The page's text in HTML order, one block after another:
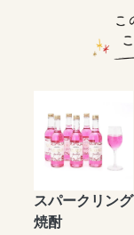
スパークリング
焼酎